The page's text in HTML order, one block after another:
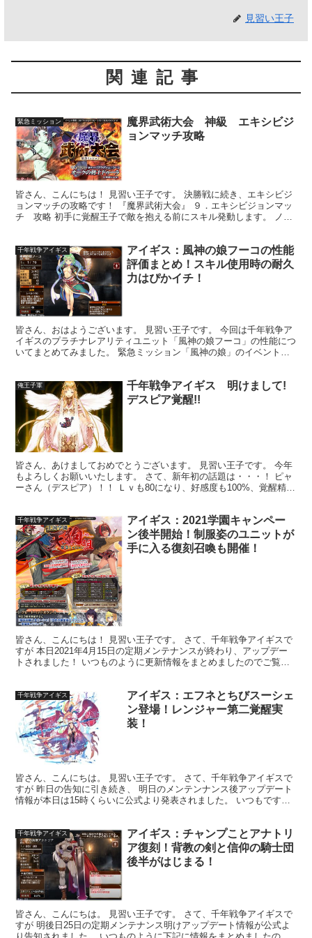
見習い王子
関連記事
緊急ミッション
魔界武術大会 神級 エキシビジ
ョンマッチ攻略
皆さん、こんにちは！ 見習い王子です。 決勝戦に続き、エキシビジ
ョンマッチの攻略です！ 『魔界武術大会』 ９．エキシビジョンマッ
チ 攻略 初手に覚醒王子で敵を抱える前にスキル発動します。 ノエ
千年戦争アイギス
アイギス：風神の娘フーコの性能
評価まとめ！スキル使用時の耐久
力はぴかイチ！
皆さん、おはようございます。 見習い王子です。 今回は千年戦争ア
イギスのプラチナレアリティユニット「風神の娘フーコ」の性能につ
いてまとめてみました。 緊急ミッション「風神の娘」のイベント報
俺王子軍
千年戦争アイギス 明けまして!
デスピア覚醒!!
皆さん、あけましておめでとうございます。 見習い王子です。 今年
もよろしくお願いいたします。 さて、新年初の話題は・・・！ ピャ
ーさん（デスピア）！！ Ｌｖも80になり、好感度も100%、覚醒精霊
千年戦争アイギス
アイギス：2021学園キャンペー
ン後半開始！制服姿のユニットが
手に入る復刻召喚も開催！
皆さん、こんにちは！ 見習い王子です。 さて、千年戦争アイギスで
すが 本日2021年4月15日の定期メンテナンスが終わり、アップデー
トされました！ いつものように更新情報をまとめましたのでご覧く
千年戦争アイギス
アイギス：エフネとちびスーシェ
ン登場！レンジャー第二覚醒実
装！
皆さん、こんにちは。 見習い王子です。 さて、千年戦争アイギスで
すが 昨日の告知に引き続き、 明日のメンテンナンス後アップデート
情報が本日は15時くらいに公式より発表されました。 いつもですと
千年戦争アイギス
アイギス：チャンプことアナトリ
ア復刻！背教の剣と信仰の騎士団
後半がはじまる！
皆さん、こんにちは。 見習い王子です。 さて、千年戦争アイギスで
すが 明後日25日の定期メンテナンス明けアップデート情報が公式よ